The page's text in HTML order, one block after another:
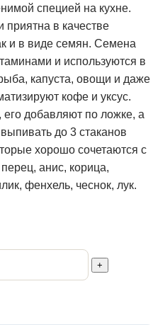
специей на кухне.
приятна в качестве
и в виде семян. Семена
и используются в
капуста, овощи и даже
кофе и уксус.
добавляют по ложке, а
до 3 стаканов
хорошо сочетаются с
анис, корица,
фенхель, чеснок, лук.
+